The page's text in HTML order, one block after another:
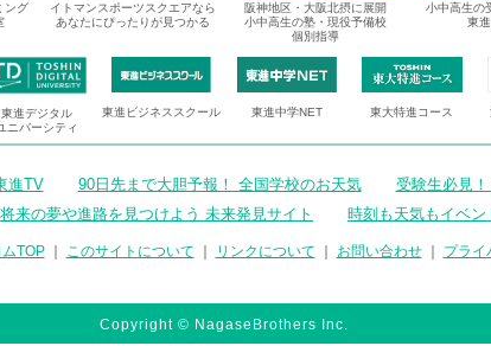
ング
イトマンスポーツスクエアなら
あなたにぴったりが見つかる
阪神地区・大阪北摂に展開
小中高生の塾・現役予備校
個別指導
小中高生の
東
東進デジタル
ニバーシティ
東進ビジネススクール 東進中学NET 東大特進コース
進TV 90日先まで大胆予報！ 全国学校のお天気
受験生必見
将来の夢や進路を見つけよう 未来発見サイト 時刻も天気もイベ
TOP｜ このサイトについて リンクについて お問い合わせ｜ プライ
Copyright © NagaseBrothers Inc.